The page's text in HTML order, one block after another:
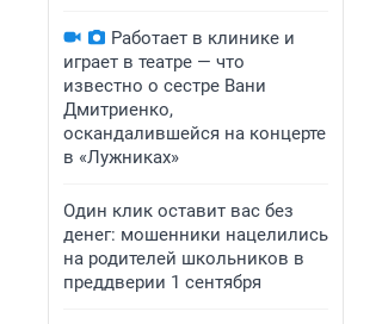
Работает в клинике и
играет в театре — что
известно о сестре Вани
Дмитриенко,
оскандалившейся на концерте
в «Лужниках»
Один клик оставит вас без
денег: мошенники нацелились
на родителей школьников в
преддверии 1 сентября